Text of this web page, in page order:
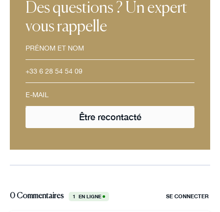
Des questions ? Un expert
vous rappelle